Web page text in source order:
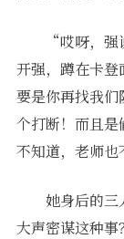
“哎呀，
开强，蹲在卡登
要是你再找我
个打断！而且
不知道，老师
她身后的
大声密谋这种事